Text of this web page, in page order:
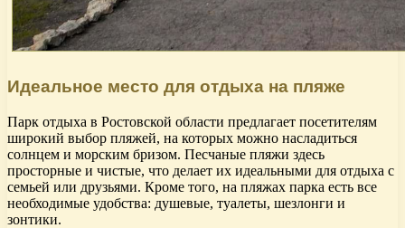
Идеальное место для отдыха на пляже
Парк отдыха в Ростовской области предлагает посетителям
широкий выбор пляжей, на которых можно насладиться
солнцем и морским бризом. Песчаные пляжи здесь
просторные и чистые, что делает их идеальными для отдыха с
семьей или друзьями. Кроме того, на пляжах парка есть все
необходимые удобства: душевые, туалеты, шезлонги и
зонтики.